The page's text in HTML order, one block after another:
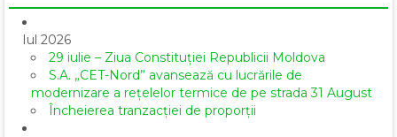
Iul 2026
29 iulie – Ziua Constituției Republicii Moldova
S.A. „CET-Nord” avansează cu lucrările de
modernizare a rețelelor termice de pe strada 31 August
Încheierea tranzacției de proporții